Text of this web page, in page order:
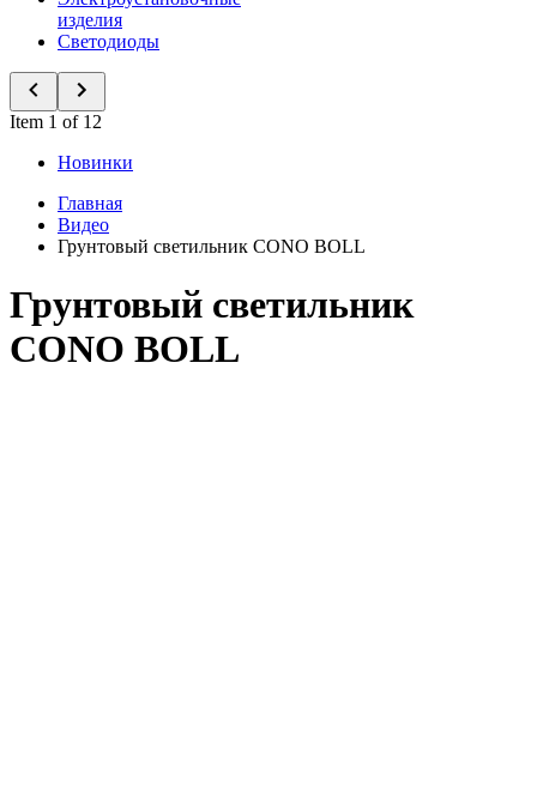
изделия
Светодиоды
Item 1 of 12
Новинки
Главная
Видео
Грунтовый светильник CONO BOLL
Грунтовый светильник
CONO BOLL